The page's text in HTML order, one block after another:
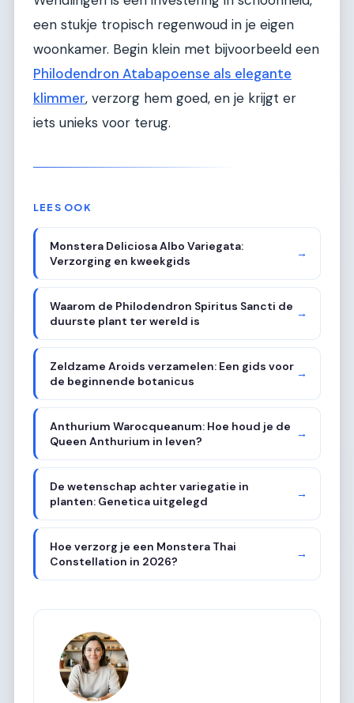
een stukje tropisch regenwoud in je eigen
woonkamer. Begin klein met bijvoorbeeld een
Philodendron Atabapoense als elegante
klimmer, verzorg hem goed, en je krijgt er
iets unieks voor terug.
LEES OOK
Monstera Deliciosa Albo Variegata:
Verzorging en kweekgids
→
Waarom de Philodendron Spiritus Sancti de
duurste plant ter wereld is
→
Zeldzame Aroids verzamelen: Een gids voor
de beginnende botanicus
→
Anthurium Warocqueanum: Hoe houd je de
Queen Anthurium in leven?
→
De wetenschap achter variegatie in
planten: Genetica uitgelegd
→
Hoe verzorg je een Monstera Thai
Constellation in 2026?
→